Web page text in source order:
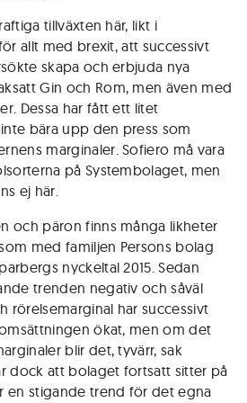
tillväxten här, likt i
allt med brexit, att successivt
skapa och erbjuda nya
Gin och Rom, men även med
Dessa har fått ett litet
bära upp den press som
marginaler. Sofiero må vara
på Systembolaget, men
ej här.
och päron finns många likheter
med familjen Persons bolag
nyckeltal 2015. Sedan
trenden negativ och såväl
rörelsemarginal har successivt
ökat, men om det
blir det, tyvärr, sak
dock att bolaget fortsatt sitter på
en stigande trend för det egna